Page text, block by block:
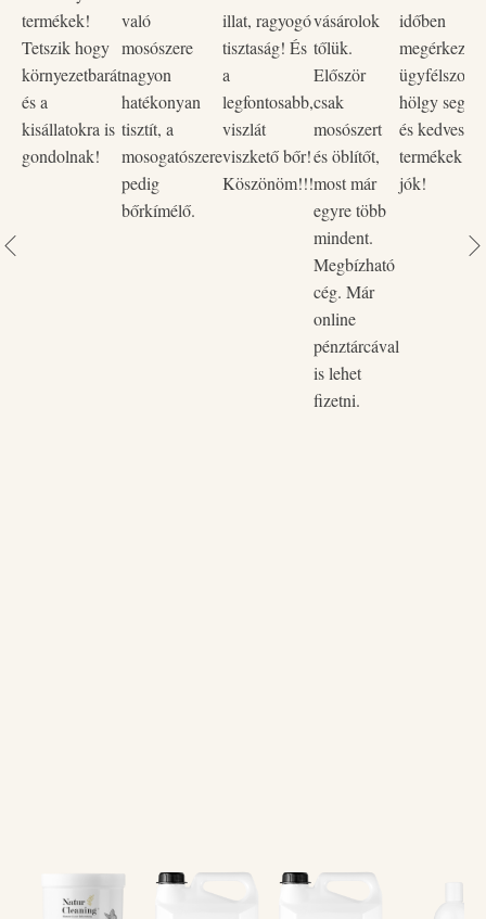
termékek!
Tetszik hogy
környezetbarát
és a
kisállatokra is
gondolnak!
való
mosószere
nagyon
hatékonyan
tisztít, a
mosogatószere
pedig
bőrkímélő.
illat, ragyogó
tisztaság! És
a
legfontosabb,
viszlát
viszkető bőr!
Köszönöm!!!
vásárolok
tőlük.
Először
csak
mosószert
és öblítőt,
most már
egyre több
mindent.
Megbízható
cég. Már
online
pénztárcával
is lehet
fizetni.
időben
hölgy
és kedves
termékek
jók!